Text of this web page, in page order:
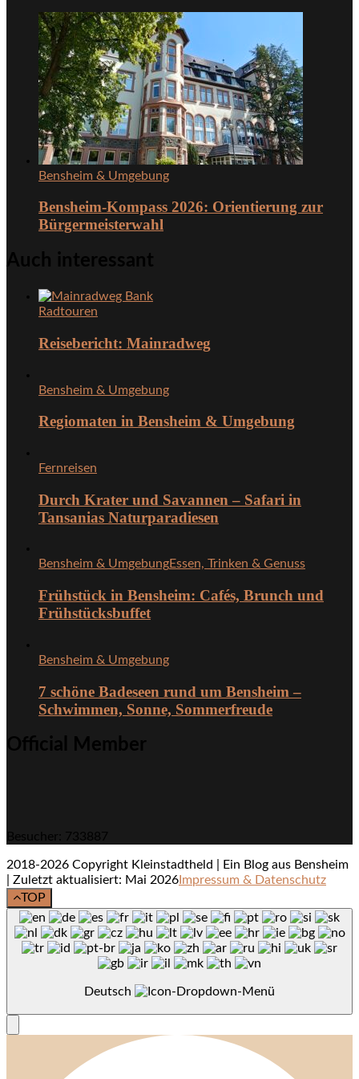
Bensheim & Umgebung
Bensheim-Kompass 2026: Orientierung zur
Bürgermeisterwahl
Auch interessant
Radtouren
Reisebericht: Mainradweg
Bensheim & Umgebung
Regiomaten in Bensheim & Umgebung
Fernreisen
Durch Krater und Savannen – Safari in
Tansanias Naturparadiesen
Bensheim & UmgebungEssen, Trinken & Genuss
Frühstück in Bensheim: Cafés, Brunch und
Frühstücksbuffet
Bensheim & Umgebung
7 schöne Badeseen rund um Bensheim –
Schwimmen, Sonne, Sommerfreude
Official Member
Besucher: 733887
2018-2026 Copyright Kleinstadtheld | Ein Blog aus Bensheim
| Zuletzt aktualisiert: Mai 2026 Impressum & Datenschutz
TOP
Deutsch